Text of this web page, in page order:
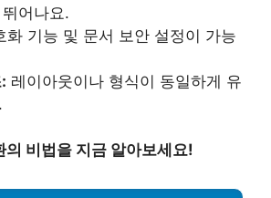
어나요.
화 기능 및 문서 보안 설정이 가능
레이아웃이나 형식이 동일하게 유
의 비법을 지금 알아보세요!